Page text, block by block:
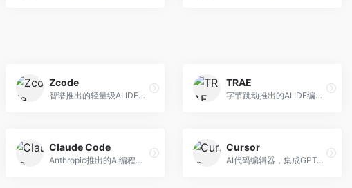
Zcode
智谱推出的轻量级AI IDE，基于GLM模型。面向开发者，提供智能代码补全、代码生成、错误检测等服务，中文编程支持好。
TRAE
字节跳动推出的AI IDE编程工具，深度集成大模型能力。面向开发者，提供智能代码补全、代码解释、重构优化等服务，编程效率显著提升。
Claude Code
Anthropic推出的AI编程工具，基于Claude模型。面向开发者，提供代码生成、代码审查、调试辅助等服务，代码质量高，推理能力强。
Cursor
AI代码编辑器，集成GPT-4模型，专注于智能编程辅助。面向开发者，提供代码生成、代码解释、错误修复等服务，编程体验流畅，开发效率高。